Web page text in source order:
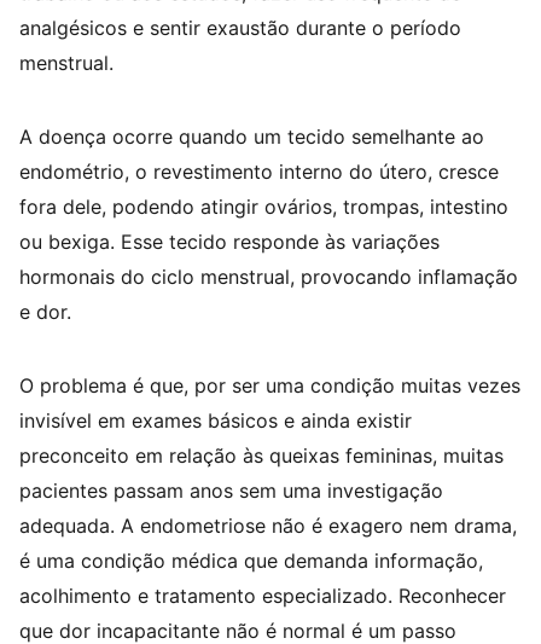
analgésicos e sentir exaustão durante o período
menstrual.
A doença ocorre quando um tecido semelhante ao
endométrio, o revestimento interno do útero, cresce
fora dele, podendo atingir ovários, trompas, intestino
ou bexiga. Esse tecido responde às variações
hormonais do ciclo menstrual, provocando inflamação
e dor.
O problema é que, por ser uma condição muitas vezes
invisível em exames básicos e ainda existir
preconceito em relação às queixas femininas, muitas
pacientes passam anos sem uma investigação
adequada. A endometriose não é exagero nem drama,
é uma condição médica que demanda informação,
acolhimento e tratamento especializado. Reconhecer
que dor incapacitante não é normal é um passo